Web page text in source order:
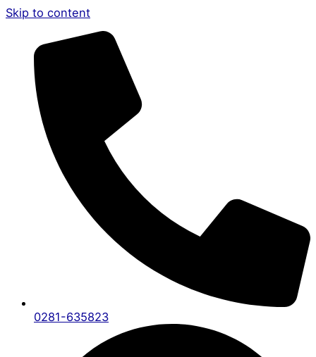
Skip to content
0281-635823